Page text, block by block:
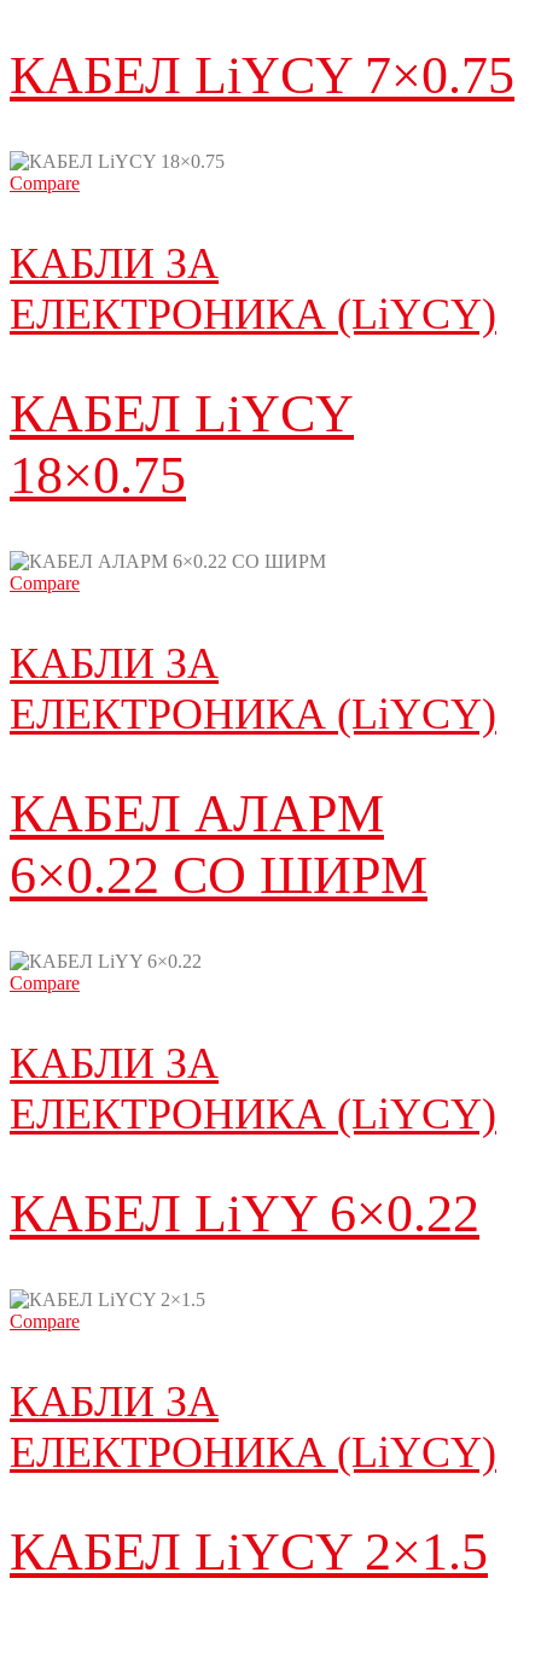
КАБЕЛ LiYCY 7×0.75
Compare
КАБЛИ ЗА
ЕЛЕКТРОНИКА (LiYCY)
КАБЕЛ LiYCY
18×0.75
Compare
КАБЛИ ЗА
ЕЛЕКТРОНИКА (LiYCY)
КАБЕЛ АЛАРМ
6×0.22 СО ШИРМ
Compare
КАБЛИ ЗА
ЕЛЕКТРОНИКА (LiYCY)
КАБЕЛ LiYY 6×0.22
Compare
КАБЛИ ЗА
ЕЛЕКТРОНИКА (LiYCY)
КАБЕЛ LiYCY 2×1.5